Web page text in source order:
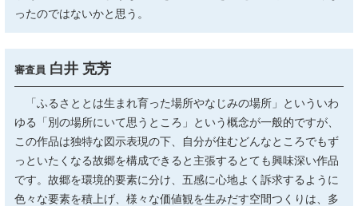
ったのではないかと思う。
審査員 白井 克芳
「ふるさととは生まれ育った場所やなじみの場所」といういわ
ゆる「別の場所にいて思うところ」という概念が一般的ですが、
この作品は独特な図示表現の下、自分が住むどんなところでもず
っといたくなる故郷を構成できると主張するとても興味深い作品
です。故郷を環境的要素に分け、五感に心地よく訴求するように
色々な要素を積上げ、様々な価値観を生みだす空間つくりは、多